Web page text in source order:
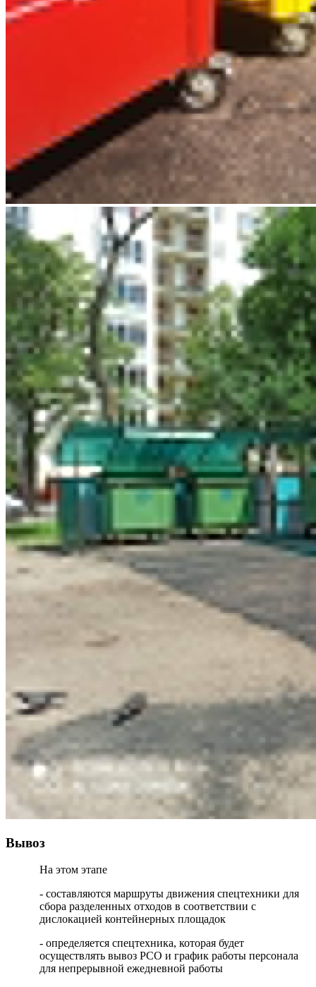
Вывоз
На этом этапе
- составляются маршруты движения спецтехники для
сбора разделенных отходов в соответствии с
дислокацией контейнерных площадок
- определяется спецтехника, которая будет
осуществлять вывоз РСО и график работы персонала
для непрерывной ежедневной работы